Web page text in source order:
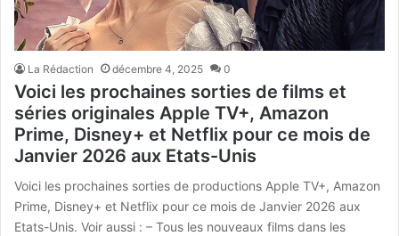
La Rédaction décembre 4, 2025 0
Voici les prochaines sorties de films et
séries originales Apple TV+, Amazon
Prime, Disney+ et Netflix pour ce mois de
Janvier 2026 aux Etats-Unis
Voici les prochaines sorties de productions Apple TV+, Amazon
Prime, Disney+ et Netflix pour ce mois de Janvier 2026 aux
Etats-Unis. Voir aussi : – Tous les nouveaux films dans les